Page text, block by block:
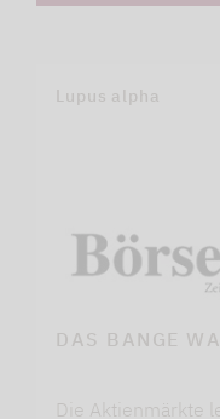
Lupus alpha
DAS BANGE
Die Aktienmärkte